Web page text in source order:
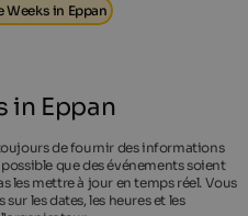
in Eppan
in Eppan
de fournir des informations
possible que des événements soient
les mettre à jour en temps réel. Vous
les dates, les heures et les